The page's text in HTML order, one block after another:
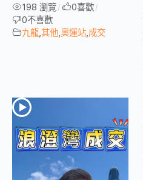
198 瀏覽 / 0喜歡 /
0不喜歡
九龍 其他 奧運站 成交